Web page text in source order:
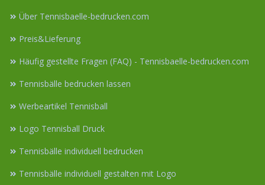
Über Tennisbaelle-bedrucken.com
Preis&Lieferung
Häufig gestellte Fragen (FAQ) - Tennisbaelle-bedrucken.com
Tennisbälle bedrucken lassen
Werbeartikel Tennisball
Logo Tennisball Druck
Tennisbälle individuell bedrucken
Tennisbälle individuell gestalten mit Logo